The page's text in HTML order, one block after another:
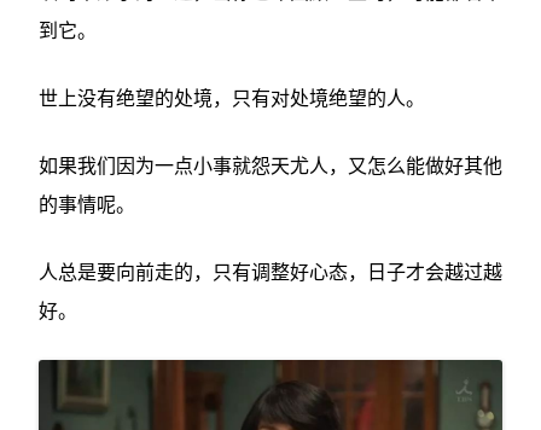
到它。
世上没有绝望的处境，只有对处境绝望的人。
如果我们因为一点小事就怨天尤人，又怎么能做好其他
的事情呢。
人总是要向前走的，只有调整好心态，日子才会越过越
好。